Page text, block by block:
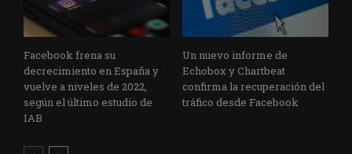
Facebook frena su
decrecimiento en España y
vuelve a niveles de 2022,
según el último estudio de
IAB
Un nuevo informe de
Echobox y Chartbeat
confirma la recuperación del
tráfico desde Facebook